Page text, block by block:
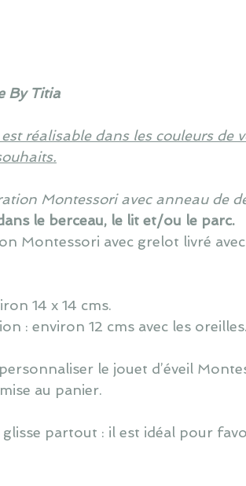
By Titia
réalisable dans les couleurs de
Montessori avec anneau de
le berceau, le lit et/ou le parc.
Montessori avec grelot livré
14 x 14 cms.
: environ 12 cms avec les oreilles.
le jouet d’éveil
au panier.
glisse partout : il est idéal pour